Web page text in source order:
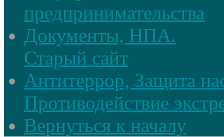
предпринимательства
Документы, НПА.
Старый сайт
Антитеррор, Защита
Противодействие
Вернуться к началу